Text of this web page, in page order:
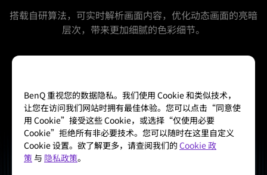
BenQ 重视您的数据隐私。我们使用 Cookie 和类似技术，
让您在访问我们网站时拥有最佳体验。您可以点击“同意使
用 Cookie”接受这些 Cookie，或选择“仅使用必要
Cookie”拒绝所有非必要技术。您可以随时在这里自定义
Cookie 设置。欲了解更多，请查阅我们的 Cookie 政
策 与 隐私政策。
搭载自研算法，可实时解析画面内容，优化动态画面的亮暗
层次，带来更加细腻的色彩细节。